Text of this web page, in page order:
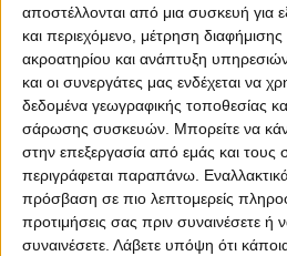
αποστέλλονται από μια συσκευή για
και περιεχόμενο, μέτρηση
ακροατηρίου και ανάπτυξη
και οι συνεργάτες μας ενδέχεται να
δεδομένα γεωγραφικής τοποθεσίας
σάρωσης συσκευών. Μπορείτε να
στην επεξεργασία από εμάς και
περιγράφεται παραπάνω.
πρόσβαση σε πιο λεπτομερείς
προτιμήσεις σας πριν συναινέσετε ή
συναινέσετε. Λάβετε υπόψη ότι
Designed & developed byporcupine